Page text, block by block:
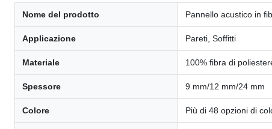
Nome del prodotto Pannello acustico in
Applicazione Pareti, Soffitti
Materiale 100% fibra di
Spessore 9 mm/12 mm/24 mm
Colore Più di 48 opzioni di